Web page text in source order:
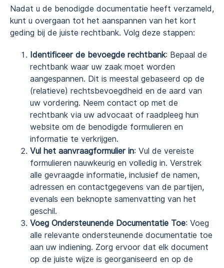
Nadat u de benodigde documentatie heeft verzameld,
kunt u overgaan tot het aanspannen van het kort
geding bij de juiste rechtbank. Volg deze stappen:
Identificeer de bevoegde rechtbank: Bepaal de
rechtbank waar uw zaak moet worden
aangespannen. Dit is meestal gebaseerd op de
(relatieve) rechtsbevoegdheid en de aard van
uw vordering. Neem contact op met de
rechtbank via uw advocaat of raadpleeg hun
website om de benodigde formulieren en
informatie te verkrijgen.
Vul het aanvraagformulier in: Vul de vereiste
formulieren nauwkeurig en volledig in. Verstrek
alle gevraagde informatie, inclusief de namen,
adressen en contactgegevens van de partijen,
evenals een beknopte samenvatting van het
geschil.
Voeg Ondersteunende Documentatie Toe: Voeg
alle relevante ondersteunende documentatie toe
aan uw indiening. Zorg ervoor dat elk document
op de juiste wijze is georganiseerd en op de